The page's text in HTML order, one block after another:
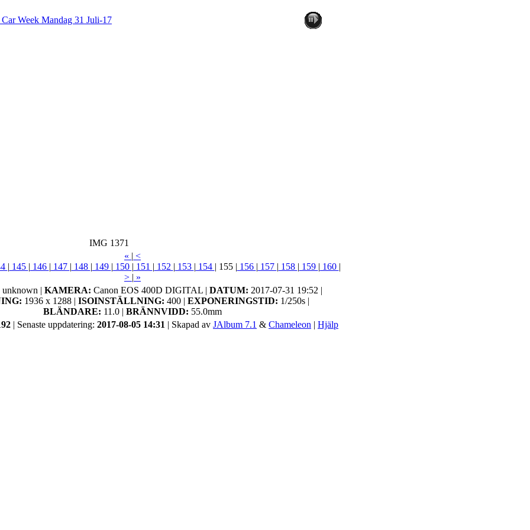
Car Week Mandag 31 Juli-17
IMG 1371
« | <
| 145 | 146 | 147 | 148 | 149 | 150 | 151 | 152 | 153 | 154 | 155 | 156 | 157 | 158 | 159 | 160 |
> | »
unknown | KAMERA: Canon EOS 400D DIGITAL | DATUM: 2017-07-31 19:52 |
1936 x 1288 | ISOINSTÄLLNING: 400 | EXPONERINGSTID: 1/250s |
BLÄNDARE: 11.0 | BRÄNNVIDD: 55.0mm
| Senaste uppdatering: 2017-08-05 14:31 | Skapad av JAlbum 7.1 & Chameleon | Hjälp